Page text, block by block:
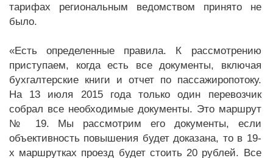
тарифах региональным ведомством принято не
было.
«Есть определенные правила. К рассмотрению
приступаем, когда есть все документы, включая
бухгалтерские книги и отчет по пассажиропотоку.
На 13 июля 2015 года только один перевозчик
собрал все необходимые документы. Это маршрут
№ 19. Мы рассмотрим его документы, если
объективность повышения будет доказана, то в 19-
х маршрутках проезд будет стоить 20 рублей. Все